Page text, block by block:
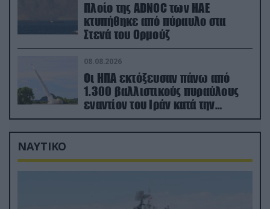
Πλοίο της ADNOC των ΗΑΕ
κτυπήθηκε από πύραυλο στα
Στενά του Ορμούζ
08.08.2026
Οι ΗΠΑ εκτόξευσαν πάνω από
1.300 βαλλιστικούς πυραύλους
εναντίον του Ιράν κατά την
διάρκεια του πολέμου
ΝΑΥΤΙΚΟ